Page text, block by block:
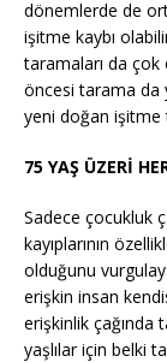
dönemlerde de
işitme kaybı
taramaları da
öncesi tarama da
yeni doğan işitme
75 YAŞ ÜZERİ
Sadece çocukluk
kayıplarının
olduğunu
erişkin insan
erişkinlik çağında
yaşlılar için belki